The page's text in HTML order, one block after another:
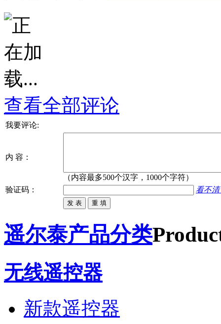
查看全部评论
我要评论:
内 容：
（内容最多500个汉字，1000个字符）
验证码：
看不
遥尔泰产品分类
无线遥控器
新款遥控器